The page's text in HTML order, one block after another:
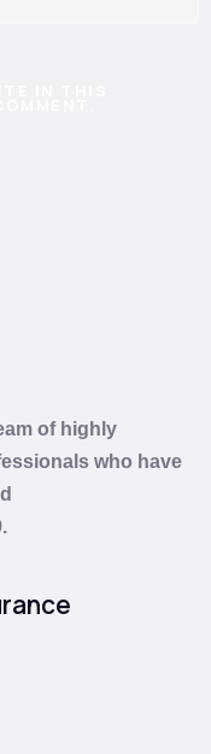
of highly
who have